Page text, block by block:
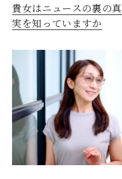
貴女はニュースの裏の真
実を知っていますか